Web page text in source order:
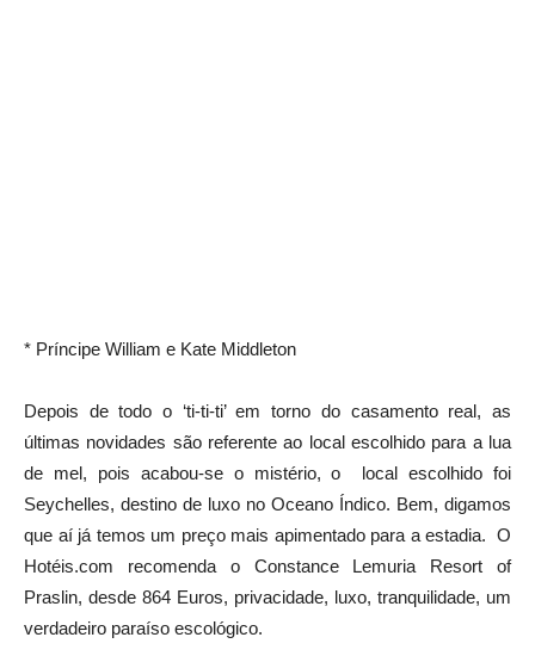
* Príncipe William e Kate Middleton
Depois de todo o ‘ti-ti-ti’ em torno do casamento real, as
últimas novidades são referente ao local escolhido para a lua
de mel, pois acabou-se o mistério, o local escolhido foi
Seychelles, destino de luxo no Oceano Índico. Bem, digamos
que aí já temos um preço mais apimentado para a estadia. O
Hotéis.com recomenda o Constance Lemuria Resort of
Praslin, desde 864 Euros, privacidade, luxo, tranquilidade, um
verdadeiro paraíso escológico.